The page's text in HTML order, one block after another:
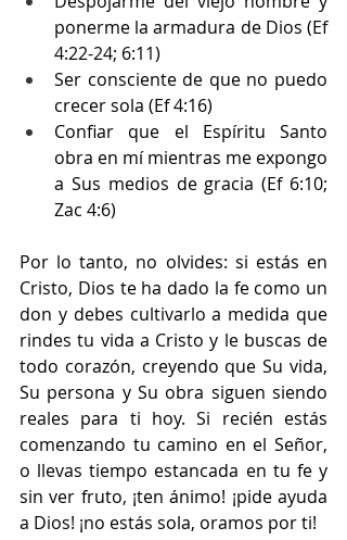
ponerme la armadura de Dios (Ef
4:22-24; 6:11)
Ser consciente de que no puedo
crecer sola (Ef 4:16)
Confiar que el Espíritu Santo
obra en mí mientras me expongo
a Sus medios de gracia (Ef 6:10;
Zac 4:6)
Por lo tanto, no olvides: si estás en
Cristo, Dios te ha dado la fe como un
don y debes cultivarlo a medida que
rindes tu vida a Cristo y le buscas de
todo corazón, creyendo que Su vida,
Su persona y Su obra siguen siendo
reales para ti hoy. Si recién estás
comenzando tu camino en el Señor,
o llevas tiempo estancada en tu fe y
sin ver fruto, ¡ten ánimo! ¡pide ayuda
a Dios! ¡no estás sola, oramos por ti!